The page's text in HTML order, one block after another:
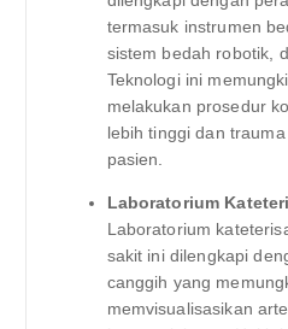
termasuk instrumen
sistem bedah robotik,
Teknologi ini
melakukan prosedur
lebih tinggi dan
pasien.
Laboratorium
Laboratorium
sakit ini dilengkapi
canggih yang
memvisualisasikan